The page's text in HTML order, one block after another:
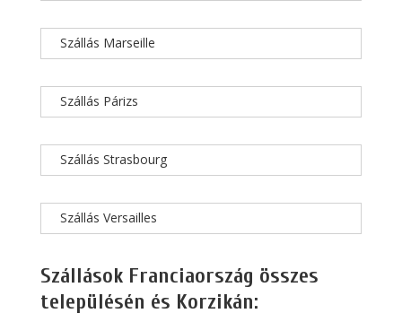
Szállás Marseille
Szállás Párizs
Szállás Strasbourg
Szállás Versailles
Szállások Franciaország összes
településén és Korzikán: